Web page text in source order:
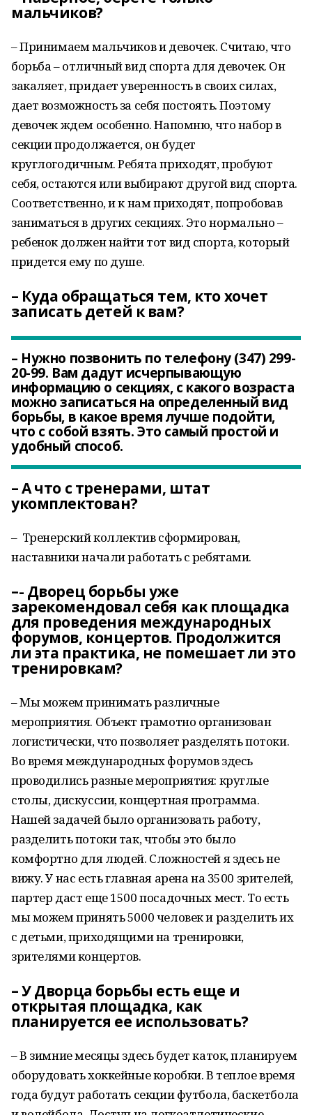
мальчиков?
– Принимаем мальчиков и девочек. Считаю, что
борьба – отличный вид спорта для девочек. Он
закаляет, придает уверенность в своих силах,
дает возможность за себя постоять. Поэтому
девочек ждем особенно. Напомню, что набор в
секции продолжается, он будет
круглогодичным. Ребята приходят, пробуют
себя, остаются или выбирают другой вид спорта.
Соответственно, и к нам приходят, попробовав
заниматься в других секциях. Это нормально –
ребенок должен найти тот вид спорта, который
придется ему по душе.
– Куда обращаться тем, кто хочет
записать детей к вам?
– Нужно позвонить по телефону (347) 299-
20-99. Вам дадут исчерпывающую
информацию о секциях, с какого возраста
можно записаться на определенный вид
борьбы, в какое время лучше подойти,
что с собой взять. Это самый простой и
удобный способ.
– А что с тренерами, штат
укомплектован?
– Тренерский коллектив сформирован,
наставники начали работать с ребятами.
–- Дворец борьбы уже
зарекомендовал себя как площадка
для проведения международных
форумов, концертов. Продолжится
ли эта практика, не помешает ли это
тренировкам?
– Мы можем принимать различные
мероприятия. Объект грамотно организован
логистически, что позволяет разделять потоки.
Во время международных форумов здесь
проводились разные мероприятия: круглые
столы, дискуссии, концертная программа.
Нашей задачей было организовать работу,
разделить потоки так, чтобы это было
комфортно для людей. Сложностей я здесь не
вижу. У нас есть главная арена на 3500 зрителей,
партер даст еще 1500 посадочных мест. То есть
мы можем принять 5000 человек и разделить их
с детьми, приходящими на тренировки,
зрителями концертов.
– У Дворца борьбы есть еще и
открытая площадка, как
планируется ее использовать?
– В зимние месяцы здесь будет каток, планируем
оборудовать хоккейные коробки. В теплое время
года будут работать секции футбола, баскетбола